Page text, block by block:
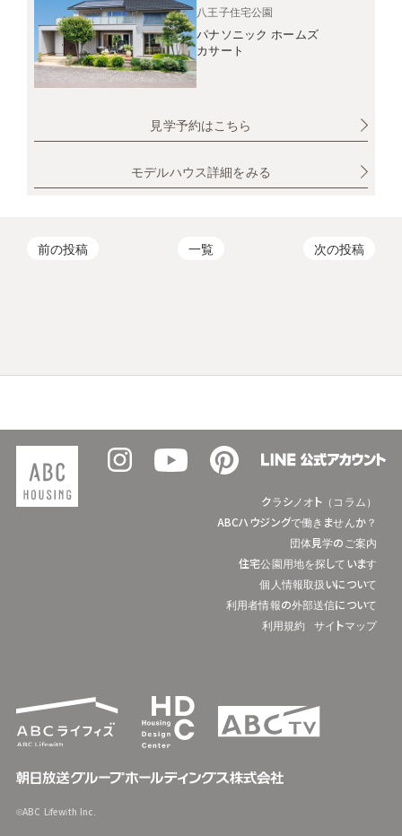
八王子住宅公園
パナソニック ホームズ
カサート
見学予約はこちら
モデルハウス詳細をみる
前の投稿 一覧 次の投稿
クラシノオト（コラム）
ABCハウジングで働きませんか？
団体見学のご案内
住宅公園用地を探しています
個人情報取扱いについて
利用者情報の外部送信について
利用規約
サイトマップ
©ABC Lifewith Inc.